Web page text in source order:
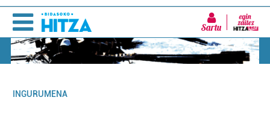
Sartu
INGURUMENA